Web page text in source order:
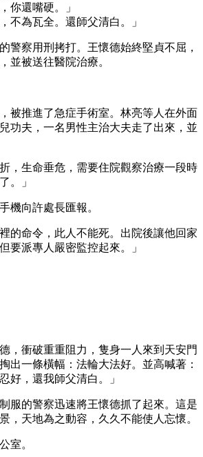
你還嘴硬。」
不為瓦全。還師父清白。」
警察用刑拷打。王懷德始終堅貞不屈，
並被送往醫院治療。
被推進了急症手術室。林亮等人在外面
功夫，一名男性主治大夫走了出來，並
，生命垂危，需要住院觀察治療一段時
。」
機向許處長匯報。
的命令，此人不能死。出院後讓他回家
要派專人嚴密監控起來。」
，衝破重重阻力，隻身一人來到天安門
出一條橫幅：法輪大法好。並高喊著：
好，還我師父清白。」
服的警察迅速將王懷德抓了起來。這是
，天地為之動容，久久不能使人忘懷。
室。